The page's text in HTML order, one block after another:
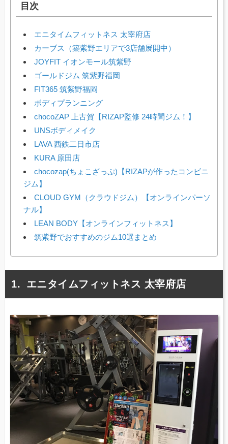
目次
エニタイムフィットネス 太宰府店
カーブス（築紫野エリアで3店舗展開中）
JOYFIT イオンモール筑紫野
ゴールドジム 筑紫野福岡
FIT365 筑紫野福岡
ボディプランニング
chocoZAP 上古賀【RIZAP監修 24時間ジム！】
UNSボディメイク
LAVA 西鉄二日市店
KURA 原田店
chocozap(ちょこざっぷ)【RIZAPが作ったコンビニ
ジム】
CLOUD GYM（クラウドジム）【オンラインパーソ
ナル】
LEAN BODY【オンラインフィットネス】
筑紫野でおすすめのジム10選まとめ
エニタイムフィットネス 太宰府店